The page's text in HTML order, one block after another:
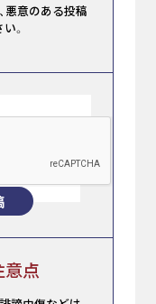
悪意のある投稿
。
意点